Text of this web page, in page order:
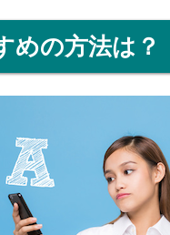
めの方法は？